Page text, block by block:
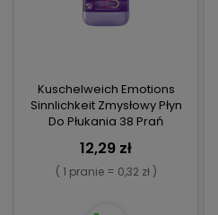
Kuschelweich Emotions
Sinnlichkeit Zmysłowy Płyn
Do Płukania 38 Prań
12,29 zł
( 1 pranie = 0,32 zł )